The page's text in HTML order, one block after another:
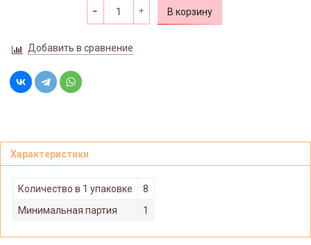
В корзину
Добавить в сравнение
Характеристики
Количество в 1 упаковке
8
Минимальная партия
1